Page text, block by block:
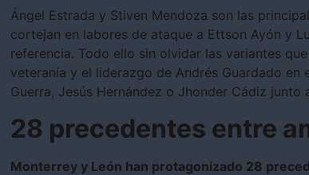
Ángel Estrada y Stiven Mendoza son las
cortejan en labores de ataque a Ettson Ayón y
referencia. Todo ello sin olvidar las variantes
veteranía y el liderazgo de Andrés Guardado
Guerra, Jesús Hernández o Jhonder Cádiz
28 precedentes entre
Monterrey y León han protagonizado 28